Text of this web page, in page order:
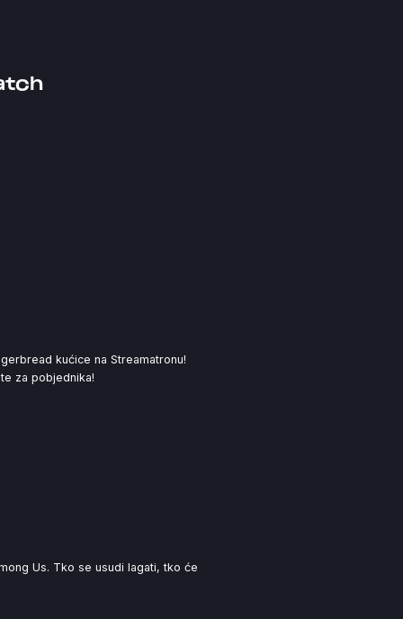
kućice na Streamatronu!
za pobjednika!
Us. Tko se usudi lagati, tko će